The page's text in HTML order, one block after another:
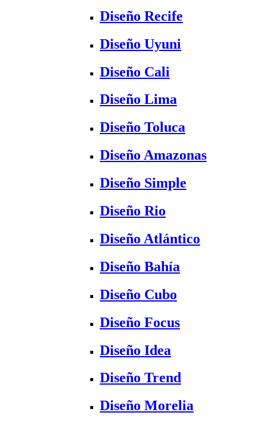
Diseño Recife
Diseño Uyuni
Diseño Cali
Diseño Lima
Diseño Toluca
Diseño Amazonas
Diseño Simple
Diseño Rio
Diseño Atlántico
Diseño Bahía
Diseño Cubo
Diseño Focus
Diseño Idea
Diseño Trend
Diseño Morelia